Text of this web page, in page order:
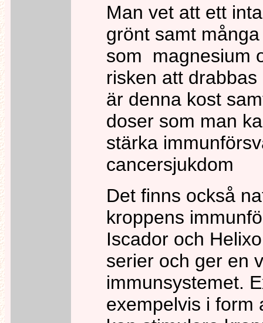
Man vet att ett
grönt samt
som magnesium
risken att
är denna kost
doser som man
stärka
cancersjukdom
Det finns också
kroppens
Iscador och
serier och ger en
immunsystemet.
exempelvis i form